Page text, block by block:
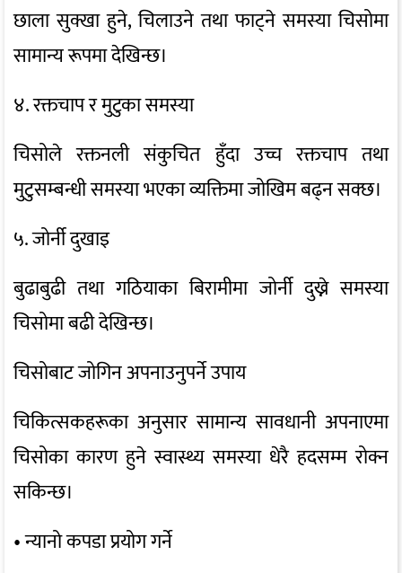
छाला सुक्खा हुने, चिलाउने तथा फाट्ने समस्या चिसोमा
सामान्य रूपमा देखिन्छ।
४. रक्तचाप र मुटुका समस्या
चिसोले रक्तनली संकुचित हुँदा उच्च रक्तचाप तथा
मुटुसम्बन्धी समस्या भएका व्यक्तिमा जोखिम बढ्न सक्छ।
५. जोर्नी दुखाइ
बुढाबुढी तथा गठियाका बिरामीमा जोर्नी दुख्ने समस्या
चिसोमा बढी देखिन्छ।
चिसोबाट जोगिन अपनाउनुपर्ने उपाय
चिकित्सकहरूका अनुसार सामान्य सावधानी अपनाएमा
चिसोका कारण हुने स्वास्थ्य समस्या धेरै हदसम्म रोक्न
सकिन्छ।
• न्यानो कपडा प्रयोग गर्ने